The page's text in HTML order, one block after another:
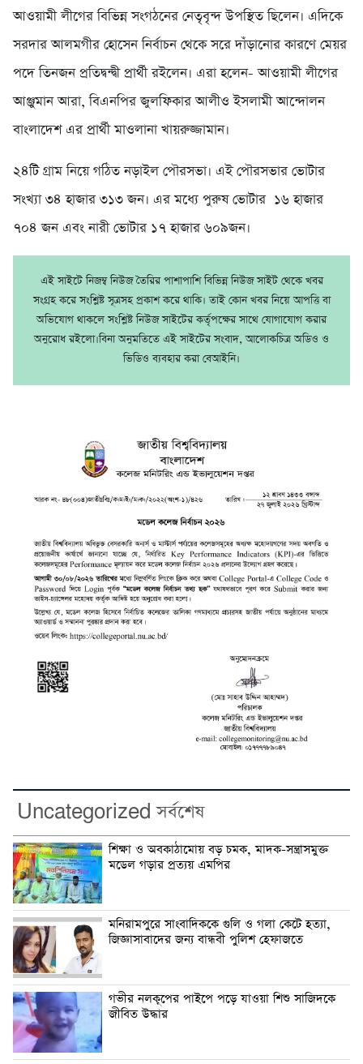
আওয়ামী লীগের বিভিন্ন সংগঠনের নেতৃবৃন্দ উপস্থিত ছিলেন। এদিকে
সরদার আলমগীর হোসেন নির্বাচন থেকে সরে দাঁড়ানোর কারণে মেয়র
পদে তিনজন প্রতিদ্বন্দ্বী প্রার্থী রইলেন। এরা হলেন- আওয়ামী লীগের
আঞ্জুমান আরা, বিএনপির জুলফিকার আলীও ইসলামী আন্দোলন
বাংলাদেশ এর প্রার্থী মাওলানা খায়রুজ্জামান।
২৪টি গ্রাম নিয়ে গঠিত নড়াইল পৌরসভা। এই পৌরসভার ভোটার
সংখ্যা ৩৪ হাজার ৩১৩ জন। এর মধ্যে পুরুষ ভোটার ১৬ হাজার
৭০৪ জন এবং নারী ভোটার ১৭ হাজার ৬০৯জন।
এই সাইটে নিজম্ব নিউজ তৈরির পাশাপাশি বিভিন্ন নিউজ সাইট থেকে খবর
সংগ্রহ করে সংশ্লিষ্ট সূত্রসহ প্রকাশ করে থাকি। তাই কোন খবর নিয়ে আপত্তি বা
অভিযোগ থাকলে সংশ্লিষ্ট নিউজ সাইটের কর্তৃপক্ষের সাথে যোগাযোগ করার
অনুরোধ রইলো।বিনা অনুমতিতে এই সাইটের সংবাদ, আলোকচিত্র অডিও ও
ভিডিও ব্যবহার করা বেআইনি।
Uncategorized সর্বশেষ
শিক্ষা ও অবকাঠামোয় বড় চমক, মাদক-সন্ত্রাসমুক্ত
মডেল গড়ার প্রত্যয় এমপির
মনিরামপুরে সাংবাদিককে গুলি ও গলা কেটে হত্যা,
জিজ্ঞাসাবাদের জন্য বান্ধবী পুলিশ হেফাজতে
গভীর নলকূপের পাইপে পড়ে যাওয়া শিশু সাজিদকে
জীবিত উদ্ধার